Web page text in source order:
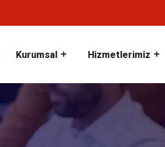
Kurumsal Hizmetlerimiz